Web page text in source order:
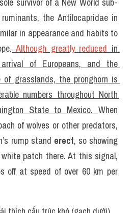
the Antilocapridae in
in appearance and habits to
Although greatly reduced in
of Europeans, and the
of grasslands, the pronghorn is
numbers throughout North
State to Mexico.
of wolves or other predators,
rump stand erect, so showing
patch there. At this signal,
off at speed of over 60 km per